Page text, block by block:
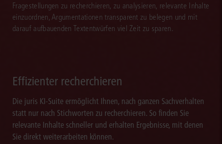
Fragestellungen zu recherchieren, zu analysieren, relevante Inhalte
einzuordnen, Argumentationen transparent zu belegen und mit
darauf aufbauenden Textentwürfen viel Zeit zu sparen.
Effizienter recherchieren
Die juris KI-Suite ermöglicht Ihnen, nach ganzen Sachverhalten
statt nur nach Stichworten zu recherchieren. So finden Sie
relevante Inhalte schneller und erhalten Ergebnisse, mit denen
Sie direkt weiterarbeiten können.